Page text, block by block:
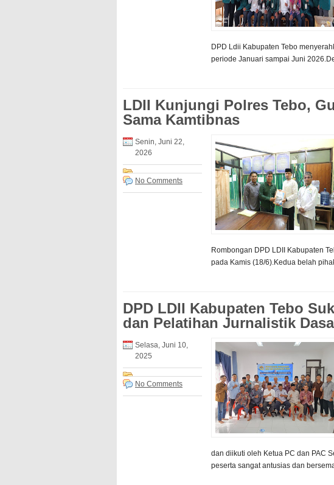
DPD Ldii Kabupaten Tebo
periode Januari sampai Juni
LDII Kunjungi Polres Tebo,
Sama Kamtibnas
Senin, Juni 22,
2026
No Comments
Rombongan DPD LDII Kabupaten
pada Kamis (18/6).Kedua belah
DPD LDII Kabupaten Tebo
dan Pelatihan Jurnalistik
Selasa, Juni 10,
2025
No Comments
dan diikuti oleh Ketua PC dan PAC
peserta sangat antusias dan